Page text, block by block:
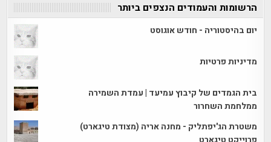
הרשומות והעמודים הנצפים ביותר
יום בהיסטוריה - חודש אוגוסט
מדיניות פרטיות
בית הגמדים של קיבוץ עמיעד | עמדת השמירה
ממלחמת השחרור
משטרת הג'יפתליק - מחנה אריה (מצודת טיגארט)